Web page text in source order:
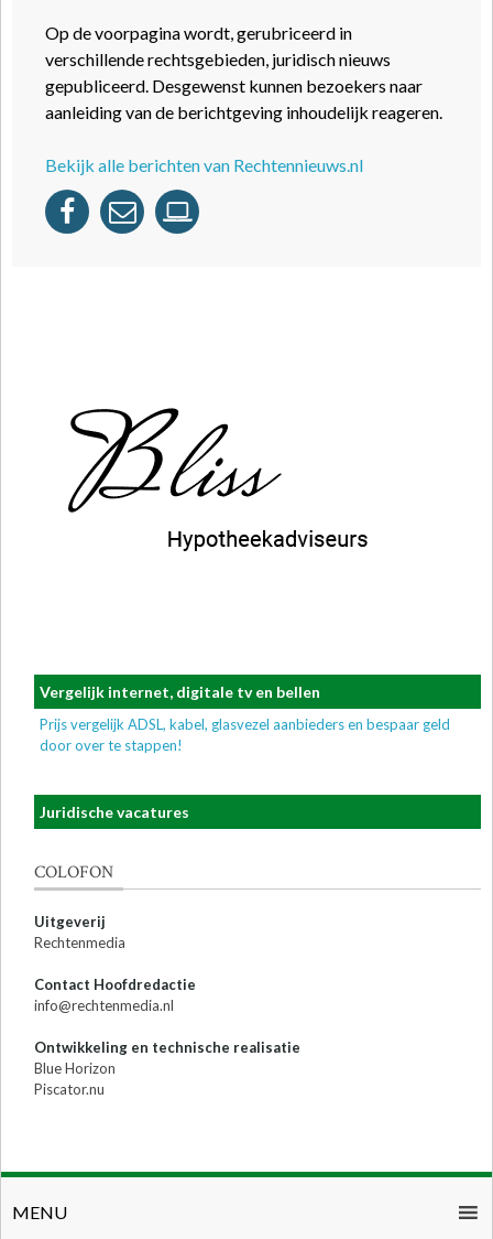
Op de voorpagina wordt, gerubriceerd in
verschillende rechtsgebieden, juridisch nieuws
gepubliceerd. Desgewenst kunnen bezoekers naar
aanleiding van de berichtgeving inhoudelijk reageren.
Bekijk alle berichten van Rechtennieuws.nl
Vergelijk internet, digitale tv en bellen
Prijs vergelijk ADSL, kabel, glasvezel aanbieders en bespaar geld
door over te stappen!
Juridische vacatures
COLOFON
Uitgeverij
Rechtenmedia
Contact Hoofdredactie
info@rechtenmedia.nl
Ontwikkeling en technische realisatie
Blue Horizon
Piscator.nu
MENU